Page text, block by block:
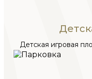
Детская игровая